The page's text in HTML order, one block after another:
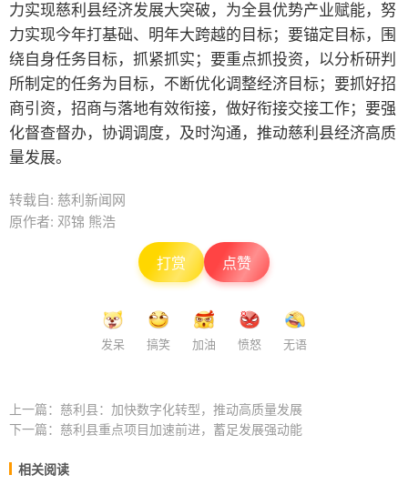
力实现慈利县经济发展大突破，为全县优势产业赋能，努
力实现今年打基础、明年大跨越的目标；要锚定目标，围
绕自身任务目标，抓紧抓实；要重点抓投资，以分析研判
所制定的任务为目标，不断优化调整经济目标；要抓好招
商引资，招商与落地有效衔接，做好衔接交接工作；要强
化督查督办，协调调度，及时沟通，推动慈利县经济高质
量发展。
转载自: 慈利新闻网
原作者: 邓锦 熊浩
打赏 点赞
发呆 搞笑 加油 愤怒 无语
上一篇： 慈利县：加快数字化转型，推动高质量发展
下一篇： 慈利县重点项目加速前进，蓄足发展强动能
相关阅读